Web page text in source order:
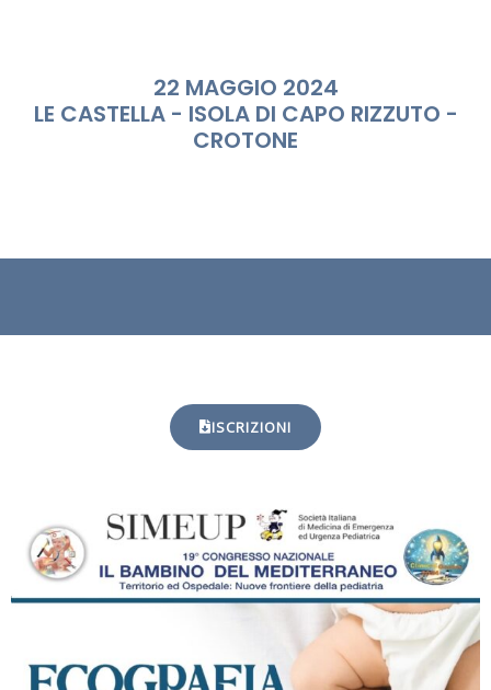
22 MAGGIO 2024
LE CASTELLA - ISOLA DI CAPO RIZZUTO -
CROTONE
ISCRIZIONI